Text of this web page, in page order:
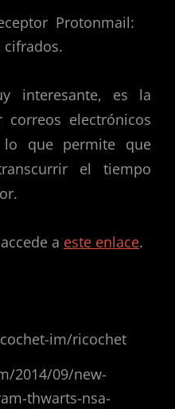
Protonmail:
cifrados.
interesante, es la
electrónicos
lo que permite que
el tiempo
a este enlace.
im/ricochet
2014/09/new-
thwarts-nsa-